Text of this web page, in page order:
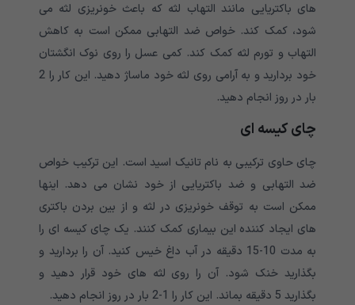
های باکتریایی مانند التهاب لثه که باعث خونریزی لثه می
شود، کمک کند. خواص ضد التهابی ممکن است به کاهش
التهاب و تورم لثه کمک کند. کمی عسل را روی نوک انگشتان
خود بردارید و به آرامی روی لثه خود ماساژ دهید. این کار را 2
بار در روز انجام دهید.
چای کیسه ای
چای حاوی ترکیبی به نام تانیک اسید است. این ترکیب خواص
ضد التهابی و ضد باکتریایی از خود نشان می دهد. اینها
ممکن است به توقف خونریزی در لثه و از بین بردن باکتری
های ایجاد کننده این بیماری کمک کنند. یک چای کیسه ای را
به مدت 10-15 دقیقه در آب داغ خیس کنید. آن را بردارید و
بگذارید خنک شود. آن را روی لثه های خود قرار دهید و
بگذارید 5 دقیقه بماند. این کار را 1-2 بار در روز انجام دهید.